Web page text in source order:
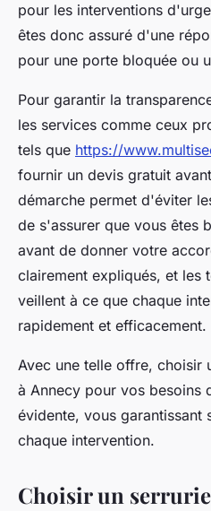
pour les interventions
êtes donc assuré d'une
pour une porte bloquée ou
Pour garantir la
les services comme ceux
tels que https://
fournir un devis gratuit
démarche permet d'éviter
de s'assurer que vous êtes
avant de donner votre
clairement expliqués, et les
veillent à ce que chaque
rapidement et efficacement.
Avec une telle offre, choisir
à Annecy pour vos besoins
évidente, vous garantissant
chaque intervention.
Choisir un